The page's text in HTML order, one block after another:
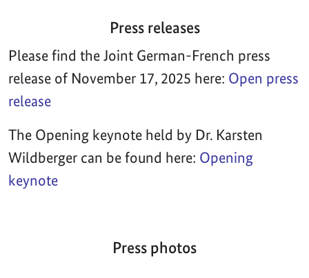
Press releases
Please find the Joint German-French press
release of November 17, 2025 here: Open press
release
The Opening keynote held by Dr. Karsten
Wildberger can be found here: Opening
keynote
Press photos